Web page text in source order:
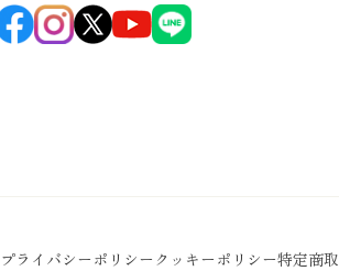
プライバシーポリシー クッキーポリシー特定商